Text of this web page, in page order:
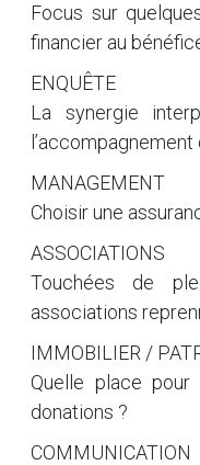
Focus sur
financier au
ENQUÊTE
La synergie
MANAGEMENT
Choisir une
ASSOCIATIONS
Touchées de
associations
IMMOBILIER /
Quelle place
donations ?
COMMUNICATION